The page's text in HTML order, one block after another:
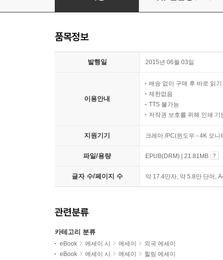
품목정보
발행일 2015년 06월 03일
이용안내
배송 없이 구매 후 바로 읽기
제한없음
TTS 불가능
저작권 보호를 위해 인쇄 기
지원기기 크레마 /PC(윈도우 - 4K 모
파일/용량 EPUB(DRM) | 21.81MB
글자 수/페이지 수 약 17.4만자, 약 5.8만 단어,
관련분류
카테고리 분류
eBook 에세이 시 에세이
외국 에세이
eBook
에세이 시 에세이
힐링 에세이